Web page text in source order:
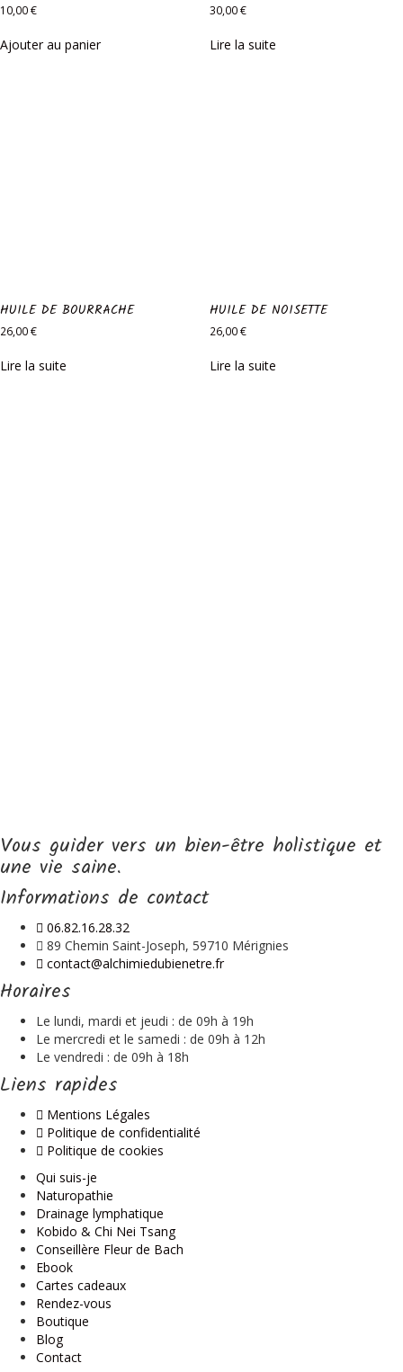
10,00€
Ajouter au panier
30,00€
Lire la suite
HUILE DE BOURRACHE
26,00€
Lire la suite
HUILE DE NOISETTE
26,00€
Lire la suite
Vous guider vers un bien-être holistique et
une vie saine.
Informations de contact
06.82.16.28.32
89 Chemin Saint-Joseph, 59710 Mérignies
contact@alchimiedubienetre.fr
Horaires
Le lundi, mardi et jeudi : de 09h à 19h
Le mercredi et le samedi : de 09h à 12h
Le vendredi : de 09h à 18h
Liens rapides
Mentions Légales
Politique de confidentialité
Politique de cookies
Qui suis-je
Naturopathie
Drainage lymphatique
Kobido & Chi Nei Tsang
Conseillère Fleur de Bach
Ebook
Cartes cadeaux
Rendez-vous
Boutique
Blog
Contact